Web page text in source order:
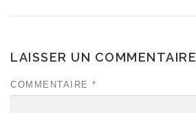
LAISSER UN COMMENTAIRE
COMMENTAIRE *